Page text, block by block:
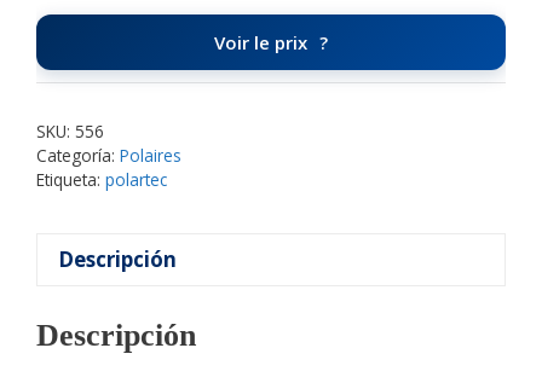
Voir le prix
SKU: 556
Categoría: Polaires
Etiqueta: polartec
Descripción
Descripción